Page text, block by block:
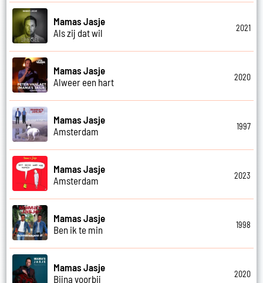
Mamas Jasje
Als zij dat wil
2021
Mamas Jasje
Alweer een hart
2020
Mamas Jasje
Amsterdam
1997
Mamas Jasje
Amsterdam
2023
Mamas Jasje
Ben ik te min
1998
Mamas Jasje
Bijna voorbij
2020